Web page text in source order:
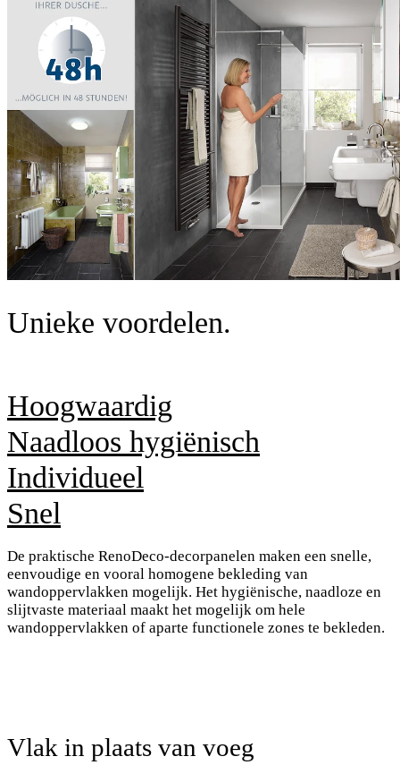
Unieke voordelen.
Hoogwaardig
De praktische RenoDeco-decorpanelen maken een snelle,
eenvoudige en vooral homogene bekleding van
wandoppervlakken mogelijk. Het hygiënische, naadloze en
slijtvaste materiaal maakt het mogelijk om hele
wandoppervlakken of aparte functionele zones te bekleden.
Naadloos hygiënisch
Individueel
Snel
Vlak in plaats van voeg